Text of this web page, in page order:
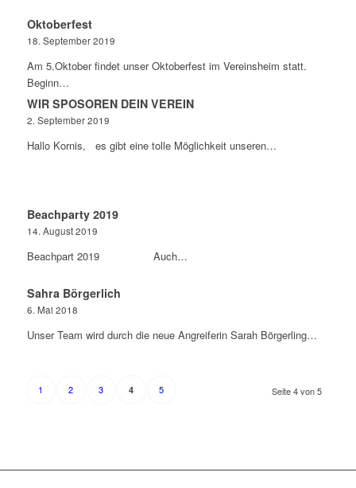
Oktoberfest
18. September 2019
Am 5.Oktober findet unser Oktoberfest im Vereinsheim statt.
Beginn…
WIR SPOSOREN DEIN VEREIN
2. September 2019
Hallo Kornis, es gibt eine tolle Möglichkeit unseren…
Beachparty 2019
14. August 2019
Beachpart 2019 Auch…
Sahra Börgerlich
6. Mai 2018
Unser Team wird durch die neue Angreiferin Sarah Börgerling…
Seite 4 von 5
1 2 3 4 5